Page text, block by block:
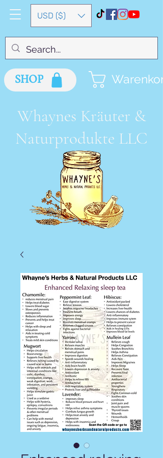
USD ($)
SHOP
Whaynes Kräuter &
Naturprodukte LLC